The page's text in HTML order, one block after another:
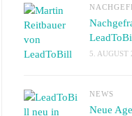
5. AUGUST
NEWS
Neue